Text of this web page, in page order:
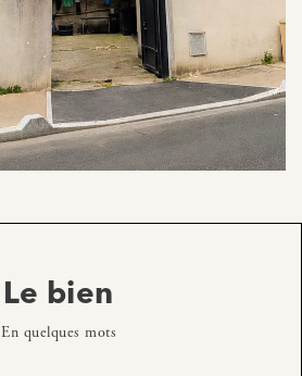
Le bien
En quelques mots